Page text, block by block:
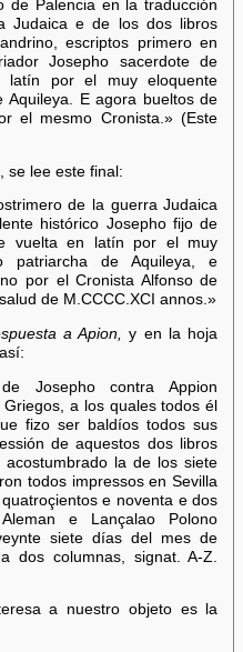
de Palencia en la traducción
Judaica e de los dos libros
escriptos primero en
Josepho sacerdote de
latín por el muy eloquente
Aquileya. E agora bueltos de
el mesmo Cronista.» (Este
se lee este final:
de la guerra Judaica
histórico Josepho fijo de
vuelta en latín por el muy
patriarcha de Aquileya, e
por el Cronista Alfonso de
de M.CCCC.XCI annos.»
a Apion,
y en la hoja
Josepho contra Appion
a los quales todos él
fizo ser baldíos todos sus
de aquestos dos libros
la de los siete
todos impressos en Sevilla
e noventa e dos
e Lançalao Polono
siete días del mes de
dos columnas, signat. A-Z.
a nuestro objeto es la